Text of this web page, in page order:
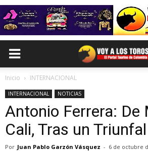
Inicio INTERNACIONAL
INTERNACIONAL NOTICIAS
Antonio Ferrera: De
Cali, Tras un
Por Juan Pablo Garzón Vásquez - 6 de octubre